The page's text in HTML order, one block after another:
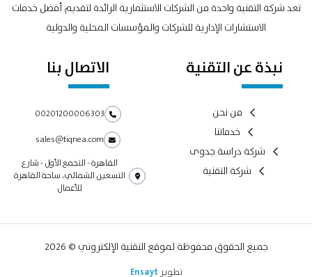
تعد شركة التقنية واحدة من الشركات الاستثمارية الرائدة لتقديم أفضل خدمات
الاستشارات الإدارية للشركات والمؤسسات المحلية والدولية
نبذة عن التقنية
من نحن
خدماتنا
شركة دراسة جدوى
شركة التقنية
الاتصال بنا
00201200006303
sales@tiqnea.com
القاهرة - التجمع الأول - شارع
التسعين الشمالي، ساحة القاهرة
للأعمال
جميع الحقوق محفوظة لموقع التقنية الإلكتروني © 2026
تطوير Ensayt